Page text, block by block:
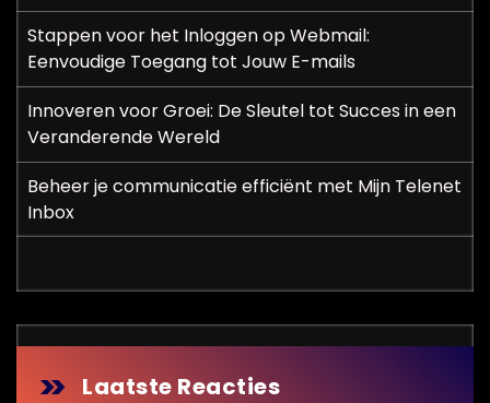
Stappen voor het Inloggen op Webmail:
Eenvoudige Toegang tot Jouw E-mails
Innoveren voor Groei: De Sleutel tot Succes in een
Veranderende Wereld
Beheer je communicatie efficiënt met Mijn Telenet
Inbox
Laatste Reacties